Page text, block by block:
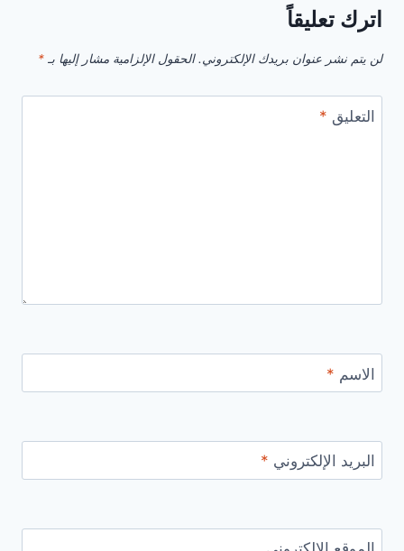
اترك تعليقاً
لن يتم نشر عنوان بريدك الإلكتروني. الحقول الإلزامية مشار إليها بـ *
التعليق *
الاسم *
البريد الإلكتروني *